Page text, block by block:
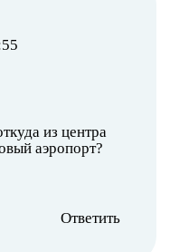
из центра
аэропорт?
Ответить